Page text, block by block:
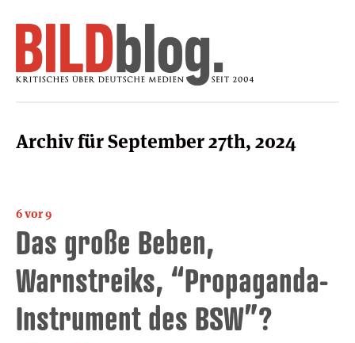
Archiv für September 27th, 2024
6 vor 9
Das große Beben,
Warnstreiks, “Propaganda-
Instrument des BSW”?